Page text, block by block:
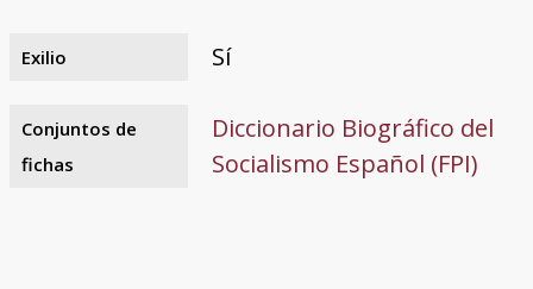
Exilio Sí
Conjuntos de
fichas
Diccionario Biográfico del
Socialismo Español (FPI)